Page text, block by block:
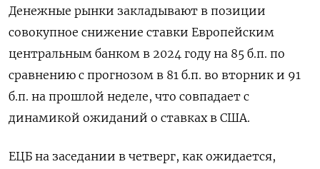
Денежные рынки закладывают в позиции
совокупное снижение ставки Европейским
центральным банком в 2024 году на 85 б.п. по
сравнению с прогнозом в 81 б.п. во вторник и 91
б.п. на прошлой неделе, что совпадает с
динамикой ожиданий о ставках в США.
ЕЦБ на заседании в четверг, как ожидается,